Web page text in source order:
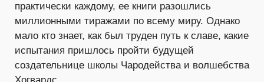
практически каждому, ее книги разошлись
миллионными тиражами по всему миру. Однако
мало кто знает, как был труден путь к славе, какие
испытания пришлось пройти будущей
создательнице школы Чародейства и волшебства